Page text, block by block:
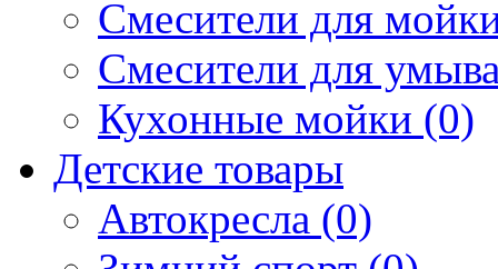
Смесители для
Смесители для
Кухонные мойки (0)
Детские товары
Автокресла (0)